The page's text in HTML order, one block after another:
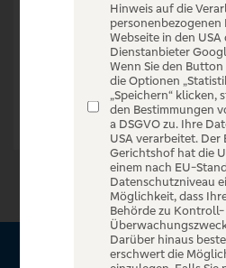
Zur Startseite
Hinweis auf die
personenbezogenen
Webseite in den
Dienstanbieter
Wenn Sie den
die Optionen
„Speichern“ klicken,
den Bestimmungen
a DSGVO zu. Ihre
USA verarbeitet. Der
Gerichtshof hat die
einem nach EU-
Datenschutzniveau
Möglichkeit, dass
Behörde zu
Darüber hinaus
erschwert die